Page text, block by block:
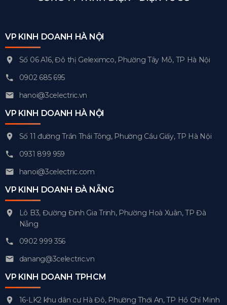
VP KINH DOANH HÀ NỘI
Số 06 A16, Đô thị Geleximco, Phường Tây Mỗ, TP Hà Nội
0902 685 695
hanoi@3celectric.vn
VP KINH DOANH HÀ NỘI
Số 11 đường Trần Thái Tông, Phường Cầu Giấy, TP Hà Nội
0931 899 959
hanoi@3celectric.com
VP KINH DOANH ĐÀ NẴNG
Lô B3, Đường Đinh Gia Trinh, Phường Hoà Xuân, TP Đà
Nẵng
0902 999 356
danang@3celectric.vn
VP KINH DOANH TPHCM
16-LK2 khu dân cư Hà Đô, Phường Thới An, TP Hồ Chí Minh